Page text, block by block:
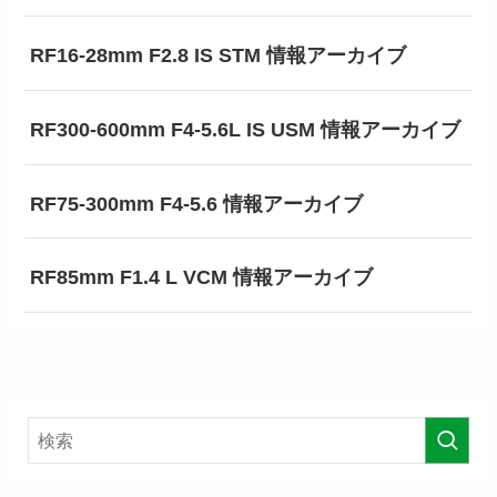
RF16-28mm F2.8 IS STM 情報アーカイブ
RF300-600mm F4-5.6L IS USM 情報アーカイブ
RF75-300mm F4-5.6 情報アーカイブ
RF85mm F1.4 L VCM 情報アーカイブ